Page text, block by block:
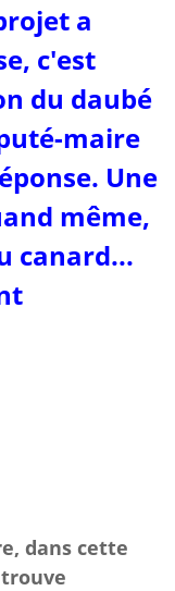
a
c'est
du daubé
maire
Une
même,
canard...
dans cette